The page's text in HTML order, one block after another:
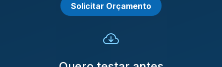
Solicitar Orçamento